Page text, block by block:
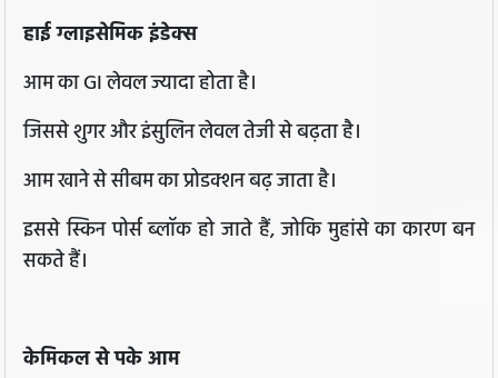
हाई ग्लाइसेमिक इंडेक्स
आम का GI लेवल ज्यादा होता है।
जिससे शुगर और इंसुलिन लेवल तेजी से बढ़ता है।
आम खाने से सीबम का प्रोडक्शन बढ़ जाता है।
इससे स्किन पोर्स ब्लॉक हो जाते हैं, जोकि मुहांसे का कारण बन
सकते हैं।
केमिकल से पके आम